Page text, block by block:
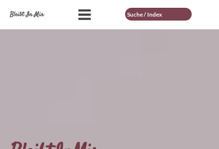
Bleibt In Mir Suche